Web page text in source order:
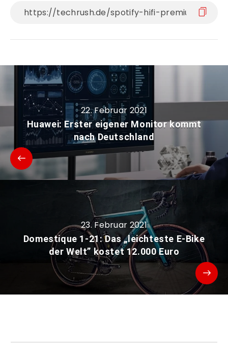
22. Februar 2021
Huawei: Erster eigener Monitor kommt
nach Deutschland
23. Februar 2021
Domestique 1-21: Das „leichteste E-Bike
der Welt” kostet 12.000 Euro